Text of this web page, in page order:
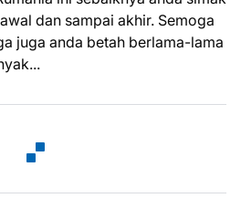
dan sampai akhir. Semoga
juga anda betah berlama-lama